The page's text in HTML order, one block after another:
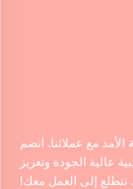
مع عملائنا. انضم
عالية الجودة وتعزيز
نتطلع إلى العمل معك!